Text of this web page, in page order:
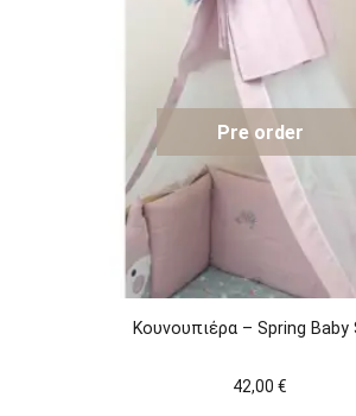
Pre order
Κουνουπιέρα – Spring Baby
42,00 €